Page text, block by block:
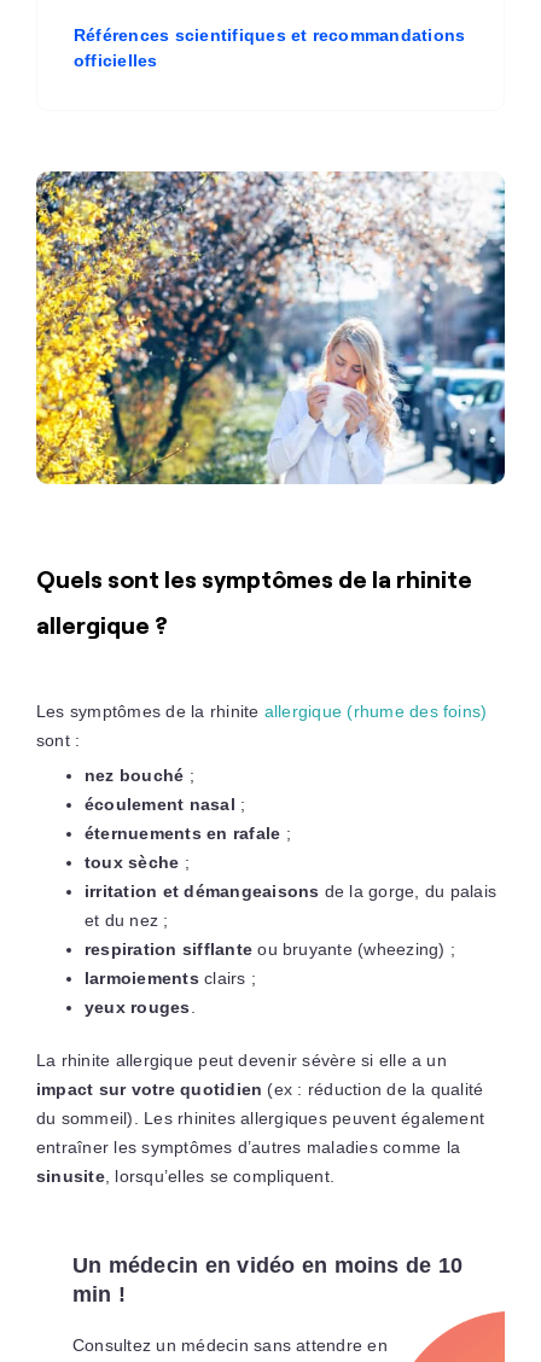
Références scientifiques et recommandations
officielles
Quels sont les symptômes de la rhinite
allergique ?
Les symptômes de la rhinite allergique (rhume des foins)
sont :
nez bouché ;
écoulement nasal ;
éternuements en rafale ;
toux sèche ;
irritation et démangeaisons de la gorge, du palais
et du nez ;
respiration sifflante ou bruyante (wheezing) ;
larmoiements clairs ;
yeux rouges
La rhinite allergique peut devenir sévère si elle a un
impact sur votre quotidien (ex : réduction de la qualité
du sommeil). Les rhinites allergiques peuvent également
entraîner les symptômes d’autres maladies comme la
sinusite, lorsqu’elles se compliquent.
Un médecin en vidéo en moins de 10
min !
Consultez un médecin sans attendre en